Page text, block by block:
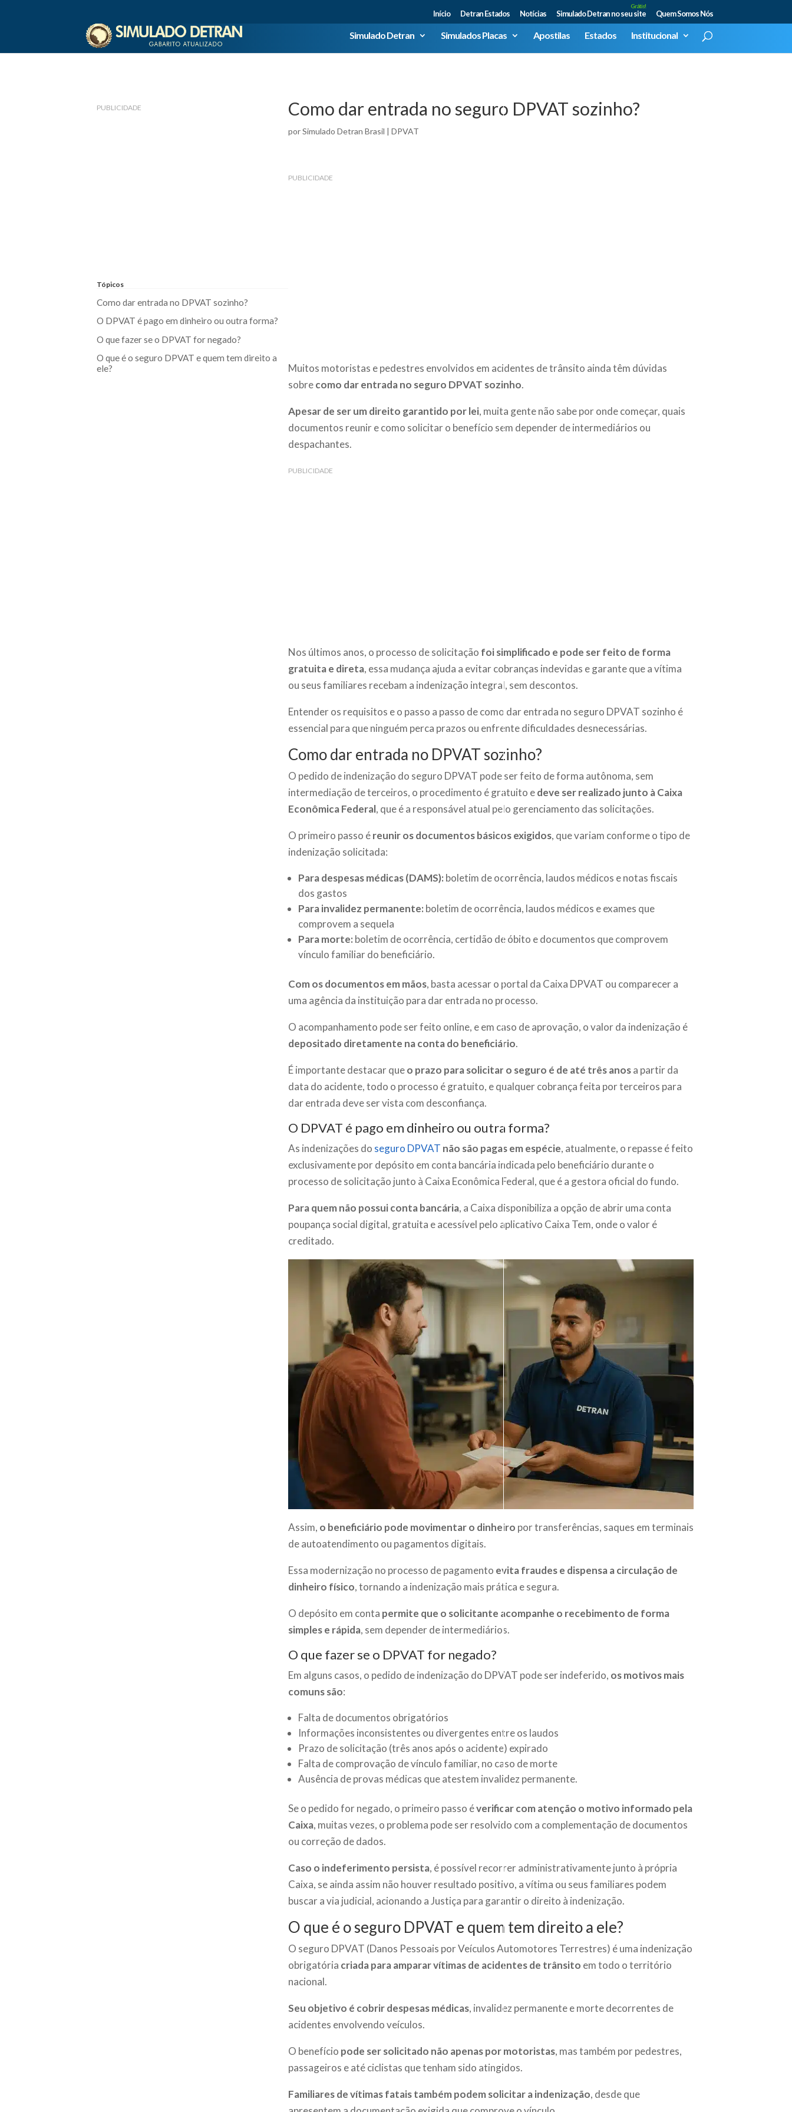
Início Detran Estados Notícias
Grátis!
Simulado Detran no seu site Quem Somos Nós
Simulado Detran Simulados Placas Apostilas Estados Institucional
PUBLICIDADE
Tópicos
Como dar entrada no DPVAT sozinho?
O DPVAT é pago em dinheiro ou outra forma?
O que fazer se o DPVAT for negado?
O que é o seguro DPVAT e quem tem direito a
ele?
Como dar entrada no seguro DPVAT sozinho?
porSimulado Detran Brasil |DPVAT
PUBLICIDADE
Muitos motoristas e pedestres envolvidos em acidentes de trânsito ainda têm dúvidas
sobrecomo dar entrada no seguro DPVAT sozinho.
Apesar de ser um direito garantido por lei, muita gente não sabe por onde começar, quais
documentos reunir e como solicitar o benefício sem depender de intermediários ou
despachantes.
PUBLICIDADE
Nos últimos anos, o processo de solicitação foi simplificado e pode ser feito de forma
gratuita e direta, essa mudança ajuda a evitar cobranças indevidas e garante que a vítima
ou seus familiares recebam a indenização integral, sem descontos.
Entender os requisitos e o passo a passo de como dar entrada no seguro DPVAT sozinho é
essencial para que ninguém perca prazos ou enfrente dificuldades desnecessárias.
Como dar entrada no DPVAT sozinho?
O pedido de indenização do seguro DPVAT pode ser feito de forma autônoma, sem
intermediação de terceiros, o procedimento é gratuito edeve ser realizado junto à Caixa
Econômica Federal, que é a responsável atual pelo gerenciamento das solicitações.
O primeiro passo éreunir os documentos básicos exigidos, que variam conforme o tipo de
indenização solicitada:
Para despesas médicas (DAMS): boletim de ocorrência, laudos médicos e notas fiscais
dos gastos
Para invalidez permanente: boletim de ocorrência, laudos médicos e exames que
comprovem a sequela
Para morte: boletim de ocorrência, certidão de óbito e documentos que comprovem
vínculo familiar do beneficiário.
Com os documentos em mãos, basta acessar o portal da Caixa DPVAT ou comparecer a
uma agência da instituição para dar entrada no processo.
O acompanhamento pode ser feito online, e em caso de aprovação, o valor da indenização é
depositado diretamente na conta do beneficiário.
É importante destacar queo prazo para solicitar o seguro é de até três anosa partir da
data do acidente, todo o processo é gratuito, e qualquer cobrança feita por terceiros para
dar entrada deve ser vista com desconfiança.
O DPVAT é pago em dinheiro ou outra forma?
As indenizações do seguro DPVAT não são pagas em espécie, atualmente, o repasse é feito
exclusivamente por depósito em conta bancária indicada pelo beneficiário durante o
processo de solicitação junto à Caixa Econômica Federal, que é a gestora oficial do fundo.
Para quem não possui conta bancária, a Caixa disponibiliza a opção de abrir uma conta
poupança social digital, gratuita e acessível pelo aplicativo Caixa Tem, onde o valor é
creditado.
Assim, o beneficiário pode movimentar o dinheiro por transferências, saques em terminais
de autoatendimento ou pagamentos digitais.
Essa modernização no processo de pagamento evita fraudes e dispensa a circulação de
dinheiro físico, tornando a indenização mais prática e segura.
O depósito em conta permite que o solicitante acompanhe o recebimento de forma
simples e rápida, sem depender de intermediários.
O que fazer se o DPVAT for negado?
Em alguns casos, o pedido de indenização do DPVAT pode ser indeferido, os motivos mais
comuns são:
Falta de documentos obrigatórios
Informações inconsistentes ou divergentes entre os laudos
Prazo de solicitação (três anos após o acidente) expirado
Falta de comprovação de vínculo familiar, no caso de morte
Ausência de provas médicas que atestem invalidez permanente.
Se o pedido for negado, o primeiro passo éverificar com atenção o motivo informado pela
Caixa, muitas vezes, o problema pode ser resolvido com a complementação de documentos
ou correção de dados.
Caso o indeferimento persista, é possível recorrer administrativamente junto à própria
Caixa, se ainda assim não houver resultado positivo, a vítima ou seus familiares podem
buscar a via judicial, acionando a Justiça para garantir o direito à indenização.
O que é o seguro DPVAT e quem tem direito a ele?
O seguro DPVAT (Danos Pessoais por Veículos Automotores Terrestres) é uma indenização
obrigatória criada para amparar vítimas de acidentes de trânsito em todo o território
nacional.
Seu objetivo é cobrir despesas médicas, invalidez permanente e morte decorrentes de
acidentes envolvendo veículos.
O benefício pode ser solicitado não apenas por motoristas, mas também por pedestres,
passageiros e até ciclistas que tenham sido atingidos.
Familiares de vítimas fatais também podem solicitar a indenização, desde que